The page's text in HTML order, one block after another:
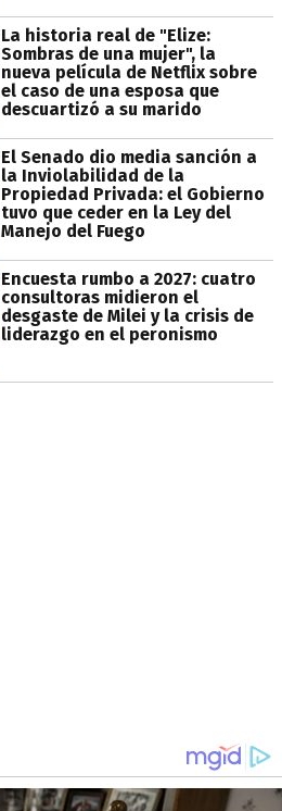
La historia real de "Elize:
Sombras de una mujer", la
nueva película de Netflix sobre
el caso de una esposa que
descuartizó a su marido
El Senado dio media sanción a
la Inviolabilidad de la
Propiedad Privada: el Gobierno
tuvo que ceder en la Ley del
Manejo del Fuego
Encuesta rumbo a 2027: cuatro
consultoras midieron el
desgaste de Milei y la crisis de
liderazgo en el peronismo